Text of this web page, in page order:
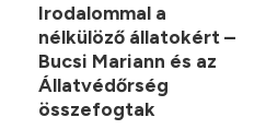
Irodalommal a
nélkülöző állatokért –
Bucsi Mariann és az
Állatvédőrség
összefogtak